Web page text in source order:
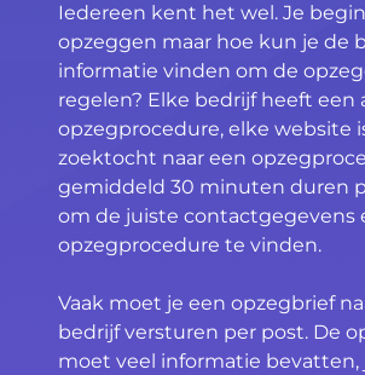
Iedereen kent het wel. Je
opzeggen maar hoe kun je de
informatie vinden om de
regelen? Elke bedrijf heeft een
opzegprocedure, elke website
zoektocht naar een
gemiddeld 30 minuten duren
om de juiste contactgegevens
opzegprocedure te vinden.
Vaak moet je een opzegbrief
bedrijf versturen per post. De
moet veel informatie bevatten,